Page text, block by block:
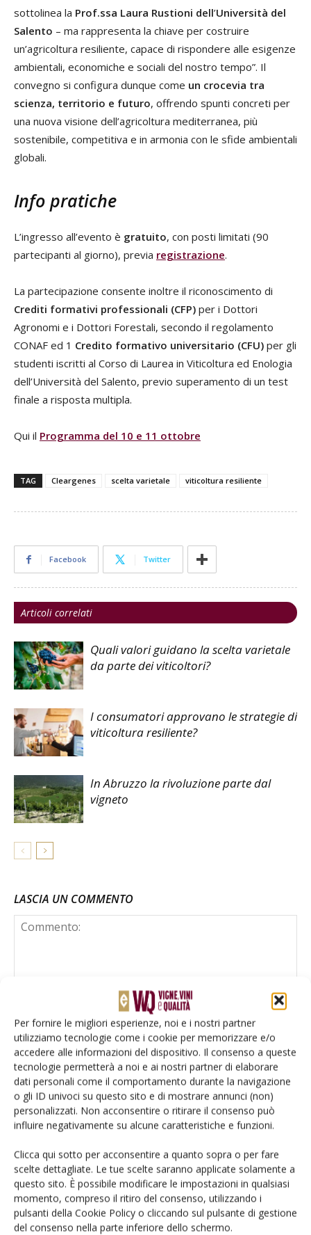
Per fornire le migliori esperienze, noi e i nostri partner
utilizziamo tecnologie come i cookie per memorizzare e/o
accedere alle informazioni del dispositivo. Il consenso a queste
tecnologie permetterà a noi e ai nostri partner di elaborare
dati personali come il comportamento durante la navigazione
o gli ID univoci su questo sito e di mostrare annunci (non)
personalizzati. Non acconsentire o ritirare il consenso può
influire negativamente su alcune caratteristiche e funzioni.
Clicca qui sotto per acconsentire a quanto sopra o per fare
scelte dettagliate. Le tue scelte saranno applicate solamente a
questo sito. È possibile modificare le impostazioni in qualsiasi
momento, compreso il ritiro del consenso, utilizzando i
pulsanti della Cookie Policy o cliccando sul pulsante di gestione
del consenso nella parte inferiore dello schermo.
sottolinea la Prof.ssa Laura Rustioni dell’Università del
Salento – ma rappresenta la chiave per costruire
un’agricoltura resiliente, capace di rispondere alle esigenze
ambientali, economiche e sociali del nostro tempo”. Il
convegno si configura dunque come un crocevia tra
scienza, territorio e futuro, offrendo spunti concreti per
una nuova visione dell’agricoltura mediterranea, più
sostenibile, competitiva e in armonia con le sfide ambientali
globali.
Info pratiche
L ’ingresso all’evento è gratuito, con posti limitati (90
partecipanti al giorno), previa registrazione.
La partecipazione consente inoltre il riconoscimento di
Crediti formativi professionali (CFP) per i Dottori
Agronomi e i Dottori Forestali, secondo il regolamento
CONAF ed 1 Credito formativo universitario (CFU) per gli
studenti iscritti al Corso di Laurea in Viticoltura ed Enologia
dell’Università del Salento, previo superamento di un test
finale a risposta multipla.
Qui il Programma del 10 e 11 ottobre
TAG Cleargenes scelta varietale viticoltura resiliente
Facebook Twitter
Articoli correlati
Quali valori guidano la scelta varietale
da parte dei viticoltori?
I consumatori approvano le strategie di
viticoltura resiliente?
In Abruzzo la rivoluzione parte dal
vigneto
LASCIA UN COMMENTO
Salva il mio nome, email e sito web in questo browser per la
prossima volta che commento.